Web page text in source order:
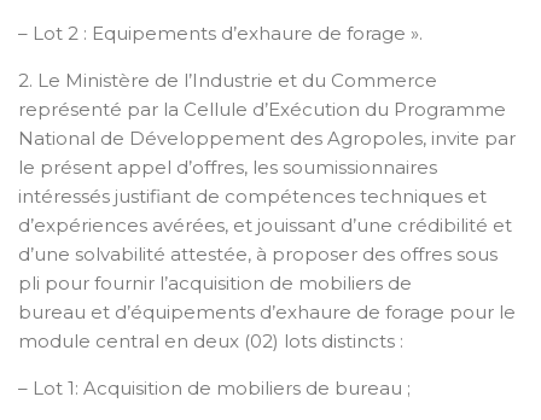
– Lot 2 : Equipements d’exhaure de forage ».
2. Le Ministère de l’Industrie et du Commerce
représenté par la Cellule d’Exécution du Programme
National de Développement des Agropoles, invite par
le présent appel d’offres, les soumissionnaires
intéressés justifiant de compétences techniques et
d’expériences avérées, et jouissant d’une crédibilité et
d’une solvabilité attestée, à proposer des offres sous
pli pour fournir l’acquisition de mobiliers de
bureau et d’équipements d’exhaure de forage pour le
module central en deux (02) lots distincts :
– Lot 1: Acquisition de mobiliers de bureau ;